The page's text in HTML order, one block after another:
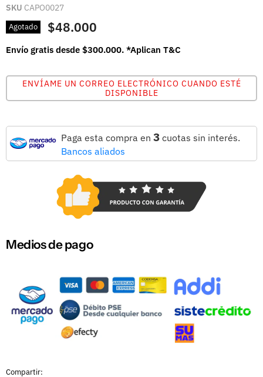
SKU CAPO0027
Agotado $48.000
Envío gratis desde $300.000. *Aplican T&C
ENVÍAME UN CORREO ELECTRÓNICO CUANDO ESTÉ
DISPONIBLE
Paga esta compra en 3 cuotas sin interés.
Bancos aliados
Medios de pago
Compartir: